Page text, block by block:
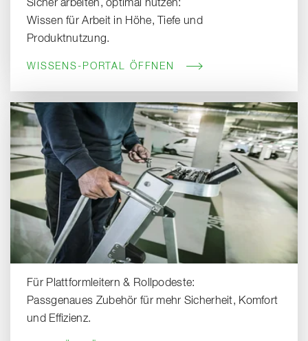
Sicher arbeiten, optimal nutzen:
Wissen für Arbeit in Höhe, Tiefe und
Produktnutzung.
WISSENS-PORTAL ÖFFNEN
Für Plattformleitern & Rollpodeste:
Passgenaues Zubehör für mehr Sicherheit, Komfort
und Effizienz.